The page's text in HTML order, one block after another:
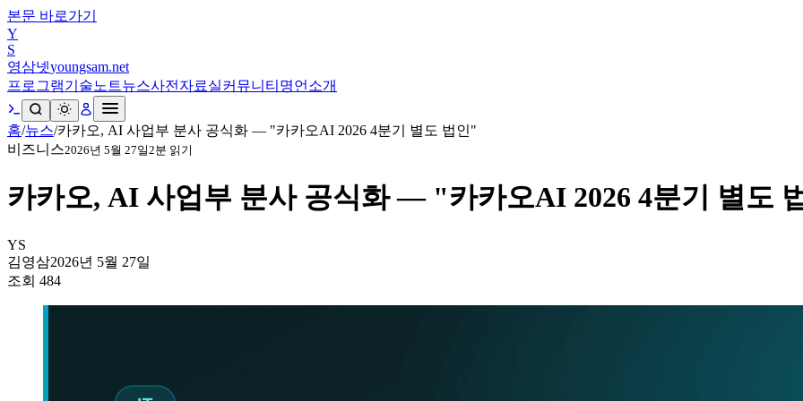
본문 바로가기
Y
S
영삼넷youngsam.net
프로그램기술노트뉴스사전 자료실커뮤니티 명언 소개
홈/뉴스/카카오, AI 사업부 분사 공식화 — "카카오AI 2026 4분기 별도 법인"
비즈니스2026년 5월 27일2분 읽기
카카오, AI 사업부 분사 공식화 — "카카오AI 2026 4분기 별도
YS
김영삼2026년 5월 27일
조회 484